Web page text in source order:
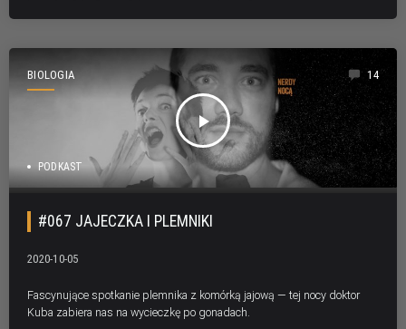
BIOLOGIA
play_arrow
14
PODKAST
#067 JAJECZKA I PLEMNIKI
2020-10-05
Fascynujące spotkanie plemnika z komórką jajową — tej nocy doktor
Kuba zabiera nas na wycieczkę po gonadach.